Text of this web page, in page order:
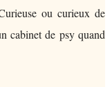
ou curieux de
cabinet de psy quand